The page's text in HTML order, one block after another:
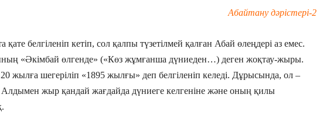
Абайтану дәрістері-2
қате белгіленіп кетіп, сол қалпы түзетілмей қалған Абай өлеңдері аз емес.
«Әкімбай өлгенде» («Көз жұмғанша дүниеден…) деген жоқтау-жыры.
жылға шегеріліп «1895 жылғы» деп белгіленіп келеді. Дұрысында, ол –
жыр қандай жағдайда дүниеге келгеніне және оның қилы